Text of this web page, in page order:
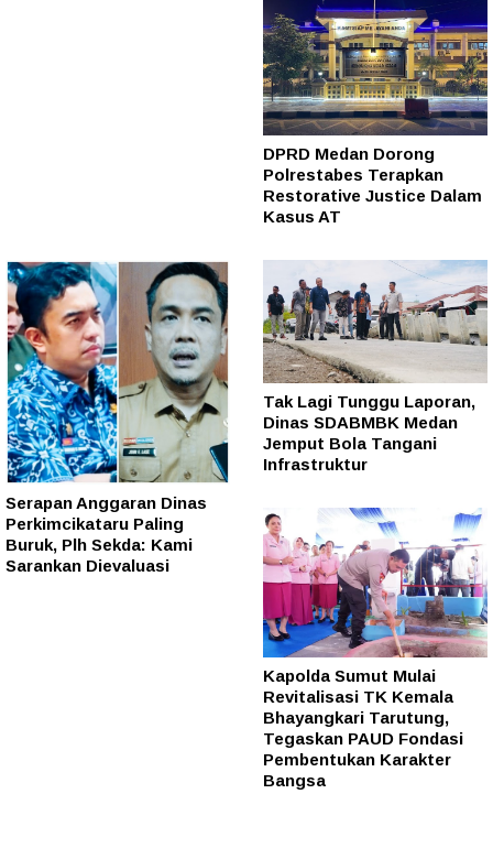
DPRD Medan Dorong
Polrestabes Terapkan
Restorative Justice Dalam
Kasus AT
Serapan Anggaran Dinas
Perkimcikataru Paling
Buruk, Plh Sekda: Kami
Sarankan Dievaluasi
Tak Lagi Tunggu Laporan,
Dinas SDABMBK Medan
Jemput Bola Tangani
Infrastruktur
Kapolda Sumut Mulai
Revitalisasi TK Kemala
Bhayangkari Tarutung,
Tegaskan PAUD Fondasi
Pembentukan Karakter
Bangsa